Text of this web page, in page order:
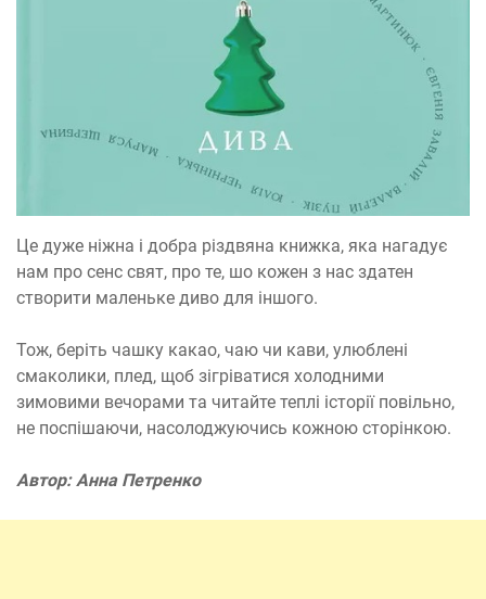
Це дуже ніжна і добра різдвяна книжка, яка нагадує
нам про сенс свят, про те, шо кожен з нас здатен
створити маленьке диво для іншого.
Тож, беріть чашку какао, чаю чи кави, улюблені
смаколики, плед, щоб зігріватися холодними
зимовими вечорами та читайте теплі історії повільно,
не поспішаючи, насолоджуючись кожною сторінкою.
Автор: Анна Петренко